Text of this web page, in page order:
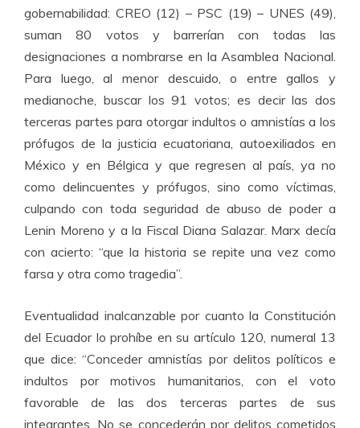
gobernabilidad: CREO (12) – PSC (19) – UNES (49),
suman 80 votos y barrerían con todas las
designaciones a nombrarse en la Asamblea Nacional.
Para luego, al menor descuido, o entre gallos y
medianoche, buscar los 91 votos; es decir las dos
terceras partes para otorgar indultos o amnistías a los
prófugos de la justicia ecuatoriana, autoexiliados en
México y en Bélgica y que regresen al país, ya no
como delincuentes y prófugos, sino como víctimas,
culpando con toda seguridad de abuso de poder a
Lenin Moreno y a la Fiscal Diana Salazar. Marx decía
con acierto: “que la historia se repite una vez como
farsa y otra como tragedia”.
Eventualidad inalcanzable por cuanto la Constitución
del Ecuador lo prohíbe en su artículo 120, numeral 13
que dice: “Conceder amnistías por delitos políticos e
indultos por motivos humanitarios, con el voto
favorable de las dos terceras partes de sus
integrantes. No se concederán por delitos cometidos